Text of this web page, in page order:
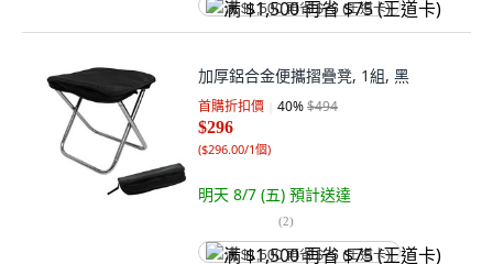
满 $1,500 再省 $75 (王道卡)
加厚鋁合金便攜摺疊凳, 1組, 黑
首購折扣價 40%$494
$296
($296.00/1個)
明天 8/7 (五) 預計送達
(2)
满 $1,500 再省 $75 (王道卡)